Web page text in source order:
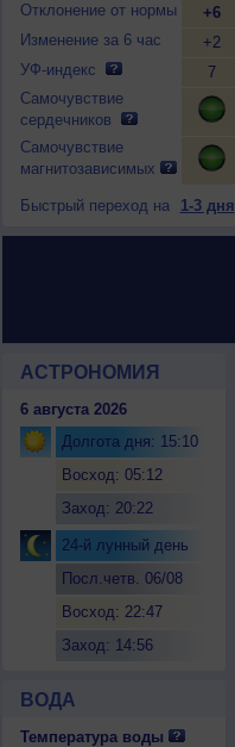
Отклонение от нормы
Изменение за 6 час
УФ-индекс
Самочувствие
сердечников
Самочувствие
магнитозависимых
+6
+2
7
Быстрый переход на 1-3 дня
АСТРОНОМИЯ
6 августа 2026
Долгота дня: 15:10
Восход: 05:12
Заход: 20:22
24-й лунный день
Посл.четв. 06/08
Восход: 22:47
Заход: 14:56
ВОДА
Температура воды